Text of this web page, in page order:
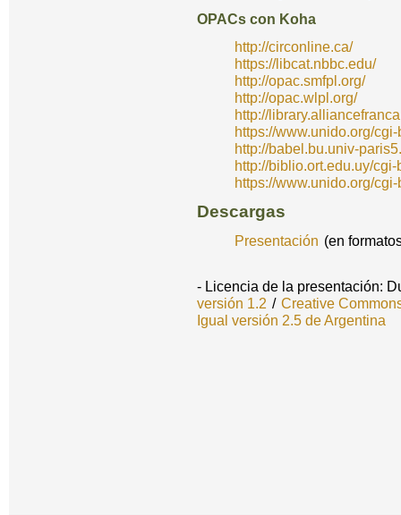
OPACs con Koha
http://circonline.ca/
https://libcat.nbbc.edu/
http://opac.smfpl.org/
http://opac.wlpl.org/
http://
https://www.unido.org/
http://babel.bu.univ-
http://biblio.ort.edu.uy/
https://www.unido.org/
Descargas
Presentación (en
- Licencia de la presentación:
versión 1.2 / Creative
Igual versión 2.5 de Argentina